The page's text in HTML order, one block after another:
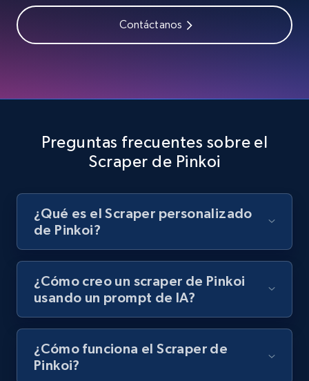
filters
Video length, Likes, Views, and more.
716+
URL, Title, Youtuber, Youtuber md5, Video url,
Video length, Likes, Views, and more.
8.1K+ 716+ Prueba gratuita
Contáctanos
Preguntas frecuentes sobre el
Scraper de Pinkoi
¿Qué es el Scraper personalizado
de Pinkoi?
¿Cómo creo un scraper de Pinkoi
usando un prompt de IA?
¿Cómo funciona el Scraper de
Pinkoi?